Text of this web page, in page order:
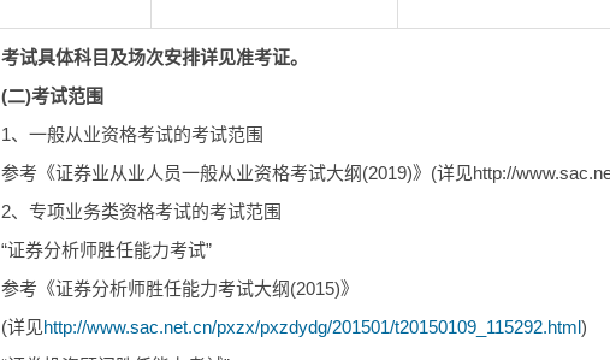
考试具体科目及场次安排详见准考证。
(二)考试范围
1、一般从业资格考试的考试范围
参考《证券业从业人员一般从业资格考试大纲(2019)》(详见http://
2、专项业务类资格考试的考试范围
“证券分析师胜任能力考试”
参考《证券分析师胜任能力考试大纲(2015)》
(详见http://www.sac.net.cn/pxzx/pxzdydg/201501/t20150109_115292.html)